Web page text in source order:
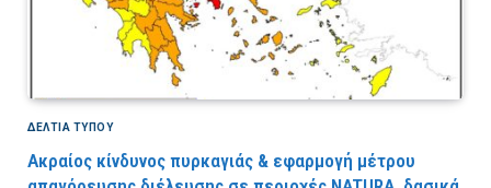
ΔΕΛΤΙΑ ΤΥΠΟΥ
Ακραίος κίνδυνος πυρκαγιάς & εφαρμογή μέτρου